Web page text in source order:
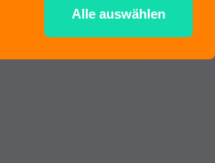
Alle auswählen